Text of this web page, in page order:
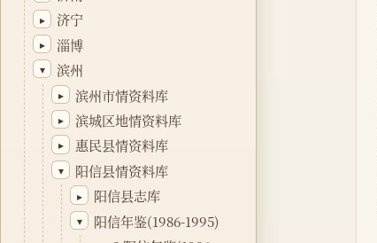
▸ 济宁
▸ 淄博
▾ 滨州
▸ 滨州市情资料库
▸ 滨城区地情资料库
▸ 惠民县情资料库
▾ 阳信县情资料库
▸ 阳信县志库
▾
阳信年鉴(1986-1995)